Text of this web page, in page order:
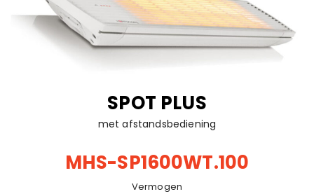
SPOT PLUS
met afstandsbediening
MHS-SP1600WT.100
Vermogen